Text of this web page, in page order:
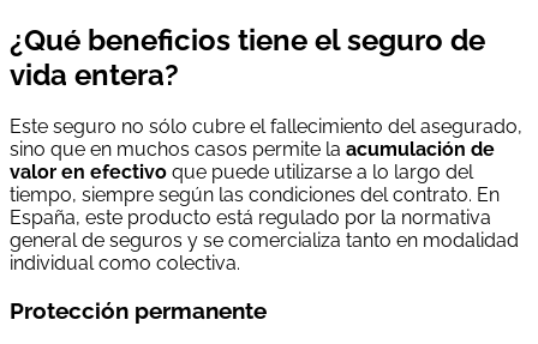
¿Qué beneficios tiene el seguro de
vida entera?
Este seguro no sólo cubre el fallecimiento del asegurado,
sino que en muchos casos permite la acumulación de
valor en efectivo que puede utilizarse a lo largo del
tiempo, siempre según las condiciones del contrato. En
España, este producto está regulado por la normativa
general de seguros y se comercializa tanto en modalidad
individual como colectiva.
Protección permanente